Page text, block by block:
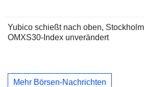
Yubico schießt nach oben,
OMXS30-Index unverändert
Mehr Börsen-Nachrichten